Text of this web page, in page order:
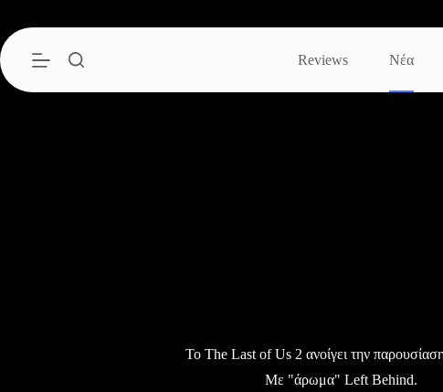
περιεχόμενο
Reviews
Νέα
Το The Last of Us 2 ανοίγει την
Με "άρωμα" Left Behind.